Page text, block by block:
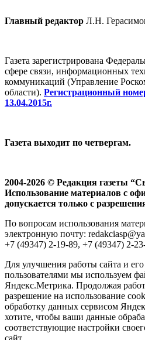
Главный редактор Л.Н.
Газета зарегистрирована
сфере связи, информационных
коммуникаций (Управление
области). Регистрационный
13.04.2015г.
Газета выходит по четвергам.
2004-2026 © Редакция газеты
Использование материалов с
допускается только с
По вопросам использования
электронную почту:
+7 (49347) 2-19-89, +7 (49347) 2-
Для улучшения работы сайта и
пользователями мы используем
Яндекс.Метрика. Продолжая
разрешение на использование
обработку данных сервисом
хотите, чтобы ваши данные
соответствующие настройки